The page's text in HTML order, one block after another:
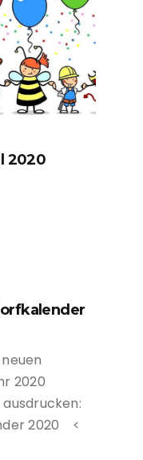
2020
2020
2020 <